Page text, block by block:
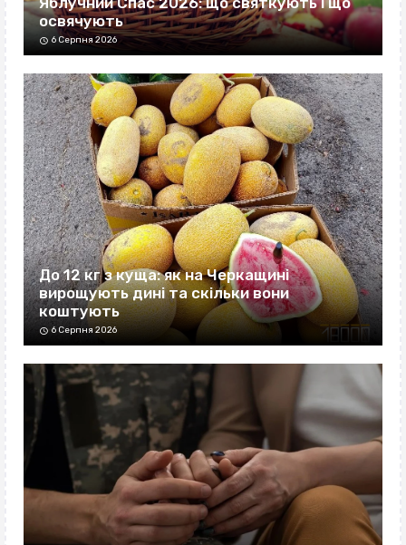
освячують
6 Серпня 2026
До 12 кг з куща: як на Черкащині
вирощують дині та скільки вони
коштують
6 Серпня 2026